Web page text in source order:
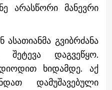
არასწორი მანევრი
ასათიანმა გვიბრძანა
დაგვეწყო.
ხიდამდე. აქ
დამუშავებული